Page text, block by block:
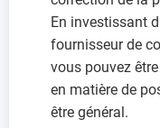
En investissant
fournisseur de
vous pouvez
en matière de
être général.